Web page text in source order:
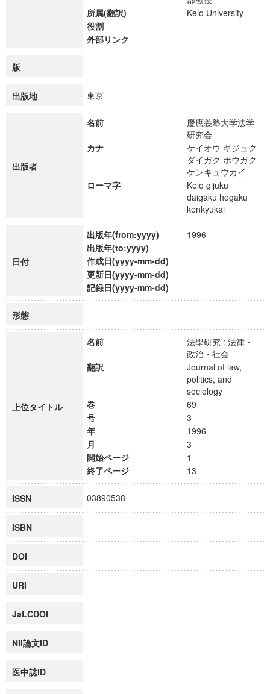
所属(翻訳)
Keio University
役割
外部リンク
版
出版地 東京
出版者
名前
慶應義塾大学法学
研究会
カナ
ケイオウ ギジュク
ダイガク ホウガク
ケンキュウカイ
ローマ字
Keio gijuku
daigaku hogaku
kenkyukai
日付
出版年(from:yyyy)
1996
出版年(to:yyyy)
作成日(yyyy-mm-dd)
更新日(yyyy-mm-dd)
記録日(yyyy-mm-dd)
形態
上位タイトル
名前
法學研究 : 法律・
政治・社会
翻訳
Journal of law,
politics, and
sociology
巻
69
号
3
年
1996
月
3
開始ページ
1
終了ページ
13
ISSN 03890538
ISBN
DOI
URI
JaLCDOI
NII論文ID
医中誌ID